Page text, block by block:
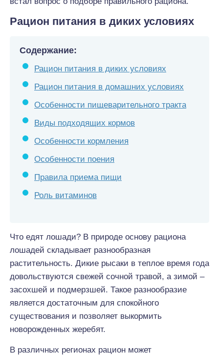
Рацион питания в диких условиях
Содержание:
Рацион питания в диких условиях
Рацион питания в домашних условиях
Особенности пищеварительного тракта
Виды подходящих кормов
Особенности кормления
Особенности поения
Правила приема пищи
Роль витаминов
Что едят лошади? В природе основу рациона
лошадей складывает разнообразная
растительность. Дикие рысаки в теплое время года
довольствуются свежей сочной травой, а зимой –
засохшей и подмерзшей. Такое разнообразие
является достаточным для спокойного
существования и позволяет выкормить
новорожденных жеребят.
В различных регионах рацион может